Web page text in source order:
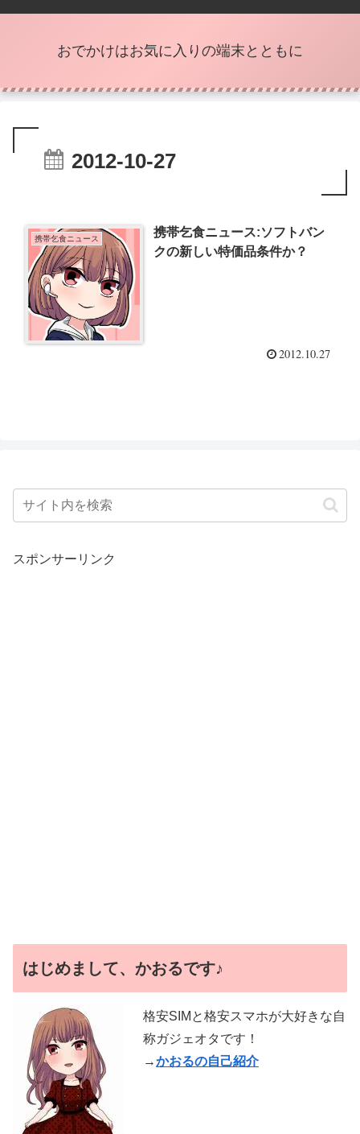
おでかけはお気に入りの端末とともに
2012-10-27
携帯乞食ニュース
携帯乞食ニュース:ソフトバン
クの新しい特価品条件か？
2012.10.27
スポンサーリンク
はじめまして、かおるです♪
格安SIMと格安スマホが大好きな自
称ガジェオタです！
→かおるの自己紹介